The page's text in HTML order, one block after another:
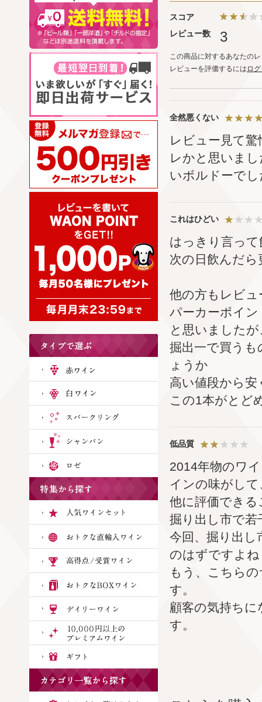
スコア
レビュー数
3
この商品に対するあなたの
レビューを評価するには ロ
全然悪くない
レビュー見て
レかと思いま
いボルドーで
これはひどい
はっきり言っ
次の日飲んだ
他の方もレビ
パーカーポイ
と思いました
掘出一で買う
ょうか
高い値段から
この1本がとど
低品質
2014年物のワ
インの味がし
他に評価でき
掘り出し市で
今回、掘り出し
のはずですよね
もう、こちら
す。
顧客の気持ち
す。